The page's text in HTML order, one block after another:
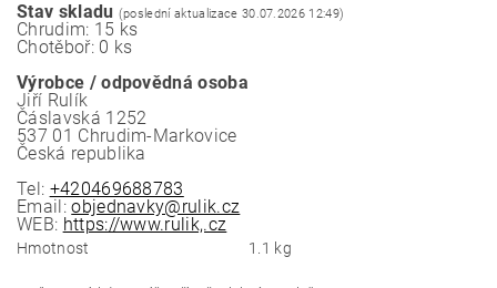
Stav skladu (poslední aktualizace 30.07.2026 12:49)
Chrudim: 15 ks
Chotěboř: 0 ks
Výrobce / odpovědná osoba
Jiří Rulík
Čáslavská 1252
537 01 Chrudim-Markovice
Česká republika
Tel: +420469688783
Email:objednavky@rulik.cz
WEB: https://www.rulik,.cz
Hmotnost 1.1 kg